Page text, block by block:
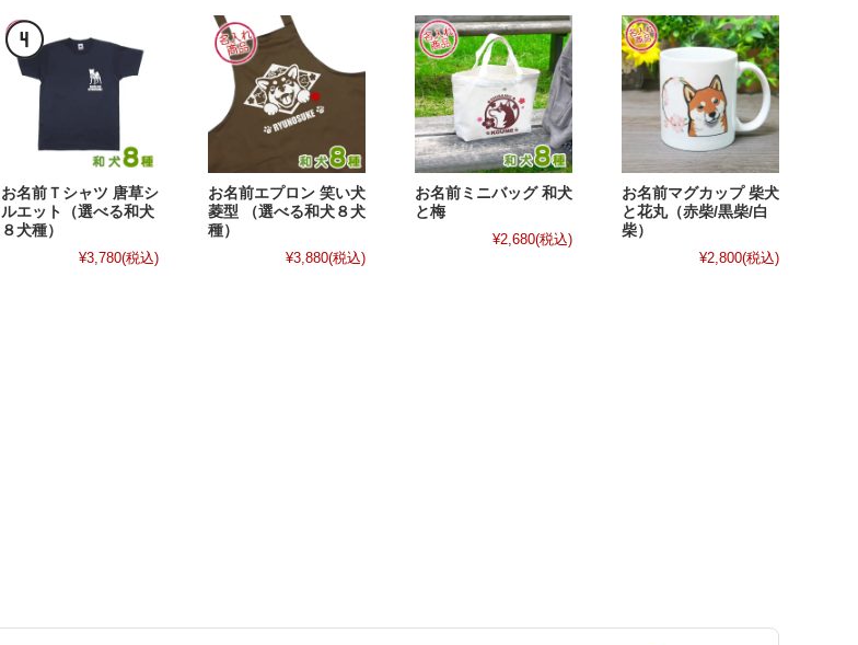
お名前Ｔシャツ 唐草シ
ルエット（選べる和犬
８犬種）
¥3,780(税込)
お名前エプロン 笑い犬
菱型 （選べる和犬８犬
種）
¥3,880(税込)
お名前ミニバッグ 和犬
と梅
¥2,680(税込)
お名前マグカップ 柴犬
と花丸（赤柴/黒柴/白
柴）
¥2,800(税込)